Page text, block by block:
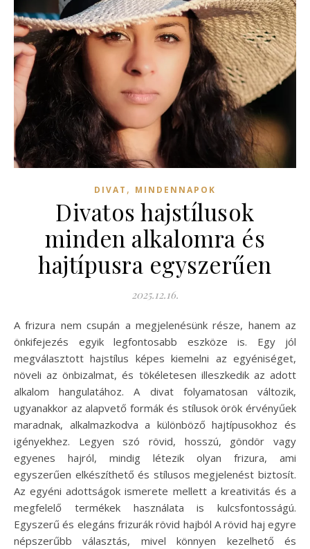
DIVAT , MINDENNAPOK
Divatos hajstílusok
minden alkalomra és
hajtípusra egyszerűen
2025.12.16.
A frizura nem csupán a megjelenésünk része, hanem az
önkifejezés egyik legfontosabb eszköze is. Egy jól
megválasztott hajstílus képes kiemelni az egyéniséget,
növeli az önbizalmat, és tökéletesen illeszkedik az adott
alkalom hangulatához. A divat folyamatosan változik,
ugyanakkor az alapvető formák és stílusok örök érvényűek
maradnak, alkalmazkodva a különböző hajtípusokhoz és
igényekhez. Legyen szó rövid, hosszú, göndör vagy
egyenes hajról, mindig létezik olyan frizura, ami
egyszerűen elkészíthető és stílusos megjelenést biztosít.
Az egyéni adottságok ismerete mellett a kreativitás és a
megfelelő termékek használata is kulcsfontosságú.
Egyszerű és elegáns frizurák rövid hajból A rövid haj egyre
népszerűbb választás, mivel könnyen kezelhető és